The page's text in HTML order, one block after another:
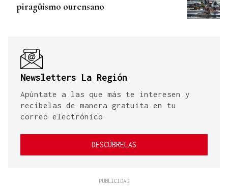
piragüismo ourensano
Newsletters La Región
Apúntate a las que más te interesen y
recíbelas de manera gratuita en tu
correo electrónico
DESCÚBRELAS